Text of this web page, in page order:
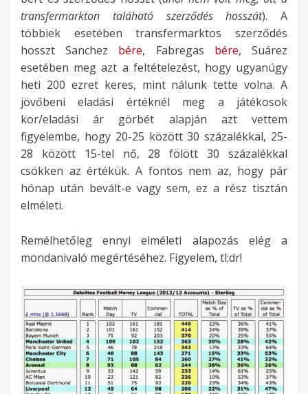
transfermarkton taláható szerződés hosszát). A
többiek esetében transfermarktos szerződés
hosszt Sanchez bére, Fabregas bére, Suárez
esetében meg azt a feltételezést, hogy ugyanúgy
heti 200 ezret keres, mint nálunk tette volna. A
jövőbeni eladási értéknél meg a játékosok
kor/eladási ár görbét alapján azt vettem
figyelembe, hogy 20-25 között 30 százalékkal, 25-
28 között 15-tel nő, 28 fölött 30 százalékkal
csökken az értékük. A fontos nem az, hogy pár
hónap után bevált-e vagy sem, ez a rész tisztán
elméleti.
Remélhetőleg ennyi elméleti alapozás elég a
mondanivaló megértéséhez. Figyelem, tl;dr!